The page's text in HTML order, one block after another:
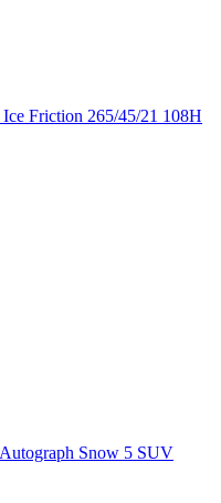
Friction 265/45/21 108H
Snow 5 SUV